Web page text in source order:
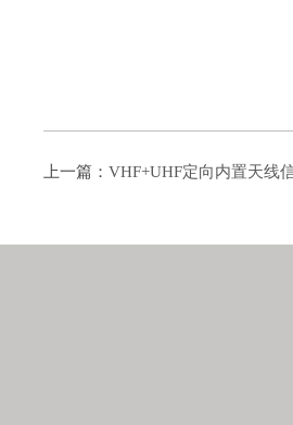
上一篇： VHF+UHF定向内置天线